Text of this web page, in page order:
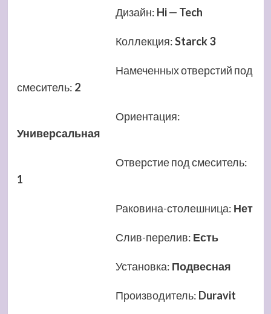
Дизайн: Hi — Tech
Коллекция:Starck 3
Намеченных отверстий под
смеситель: 2
Ориентация:
Универсальная
Отверстие под смеситель:
1
Раковина-столешница: Нет
Слив-перелив: Есть
Установка: Подвесная
Производитель: Duravit